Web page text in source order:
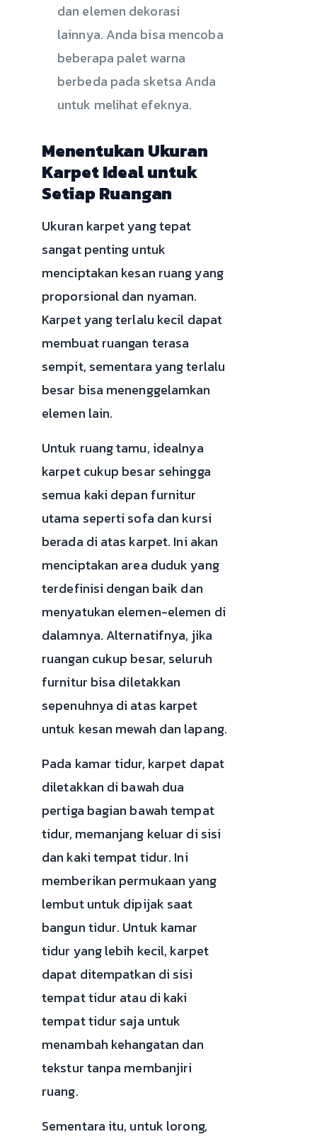
dan elemen dekorasi
lainnya. Anda bisa mencoba
beberapa palet warna
berbeda pada sketsa Anda
untuk melihat efeknya.
Menentukan Ukuran
Karpet Ideal untuk
Setiap Ruangan
Ukuran karpet yang tepat
sangat penting untuk
menciptakan kesan ruang yang
proporsional dan nyaman.
Karpet yang terlalu kecil dapat
membuat ruangan terasa
sempit, sementara yang terlalu
besar bisa menenggelamkan
elemen lain.
Untuk ruang tamu, idealnya
karpet cukup besar sehingga
semua kaki depan furnitur
utama seperti sofa dan kursi
berada di atas karpet. Ini akan
menciptakan area duduk yang
terdefinisi dengan baik dan
menyatukan elemen-elemen di
dalamnya. Alternatifnya, jika
ruangan cukup besar, seluruh
furnitur bisa diletakkan
sepenuhnya di atas karpet
untuk kesan mewah dan lapang.
Pada kamar tidur, karpet dapat
diletakkan di bawah dua
pertiga bagian bawah tempat
tidur, memanjang keluar di sisi
dan kaki tempat tidur. Ini
memberikan permukaan yang
lembut untuk dipijak saat
bangun tidur. Untuk kamar
tidur yang lebih kecil, karpet
dapat ditempatkan di sisi
tempat tidur atau di kaki
tempat tidur saja untuk
menambah kehangatan dan
tekstur tanpa membanjiri
ruang.
Sementara itu, untuk lorong,